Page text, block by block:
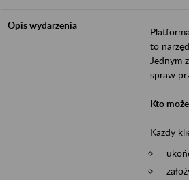
Opis wydarzenia
to
Jednym
spraw
Kto
Każdy